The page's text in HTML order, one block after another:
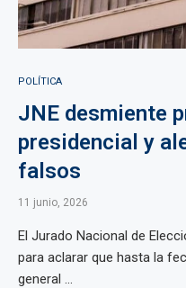
POLÍTICA
JNE desmiente
presidencial y
falsos
11 junio, 2026
El Jurado Nacional de
para aclarar que hasta la
general ...